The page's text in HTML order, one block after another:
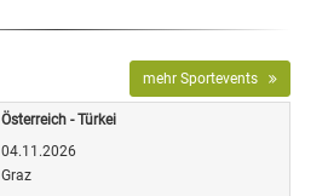
mehr Sportevents
Österreich - Türkei
04.11.2026
Graz